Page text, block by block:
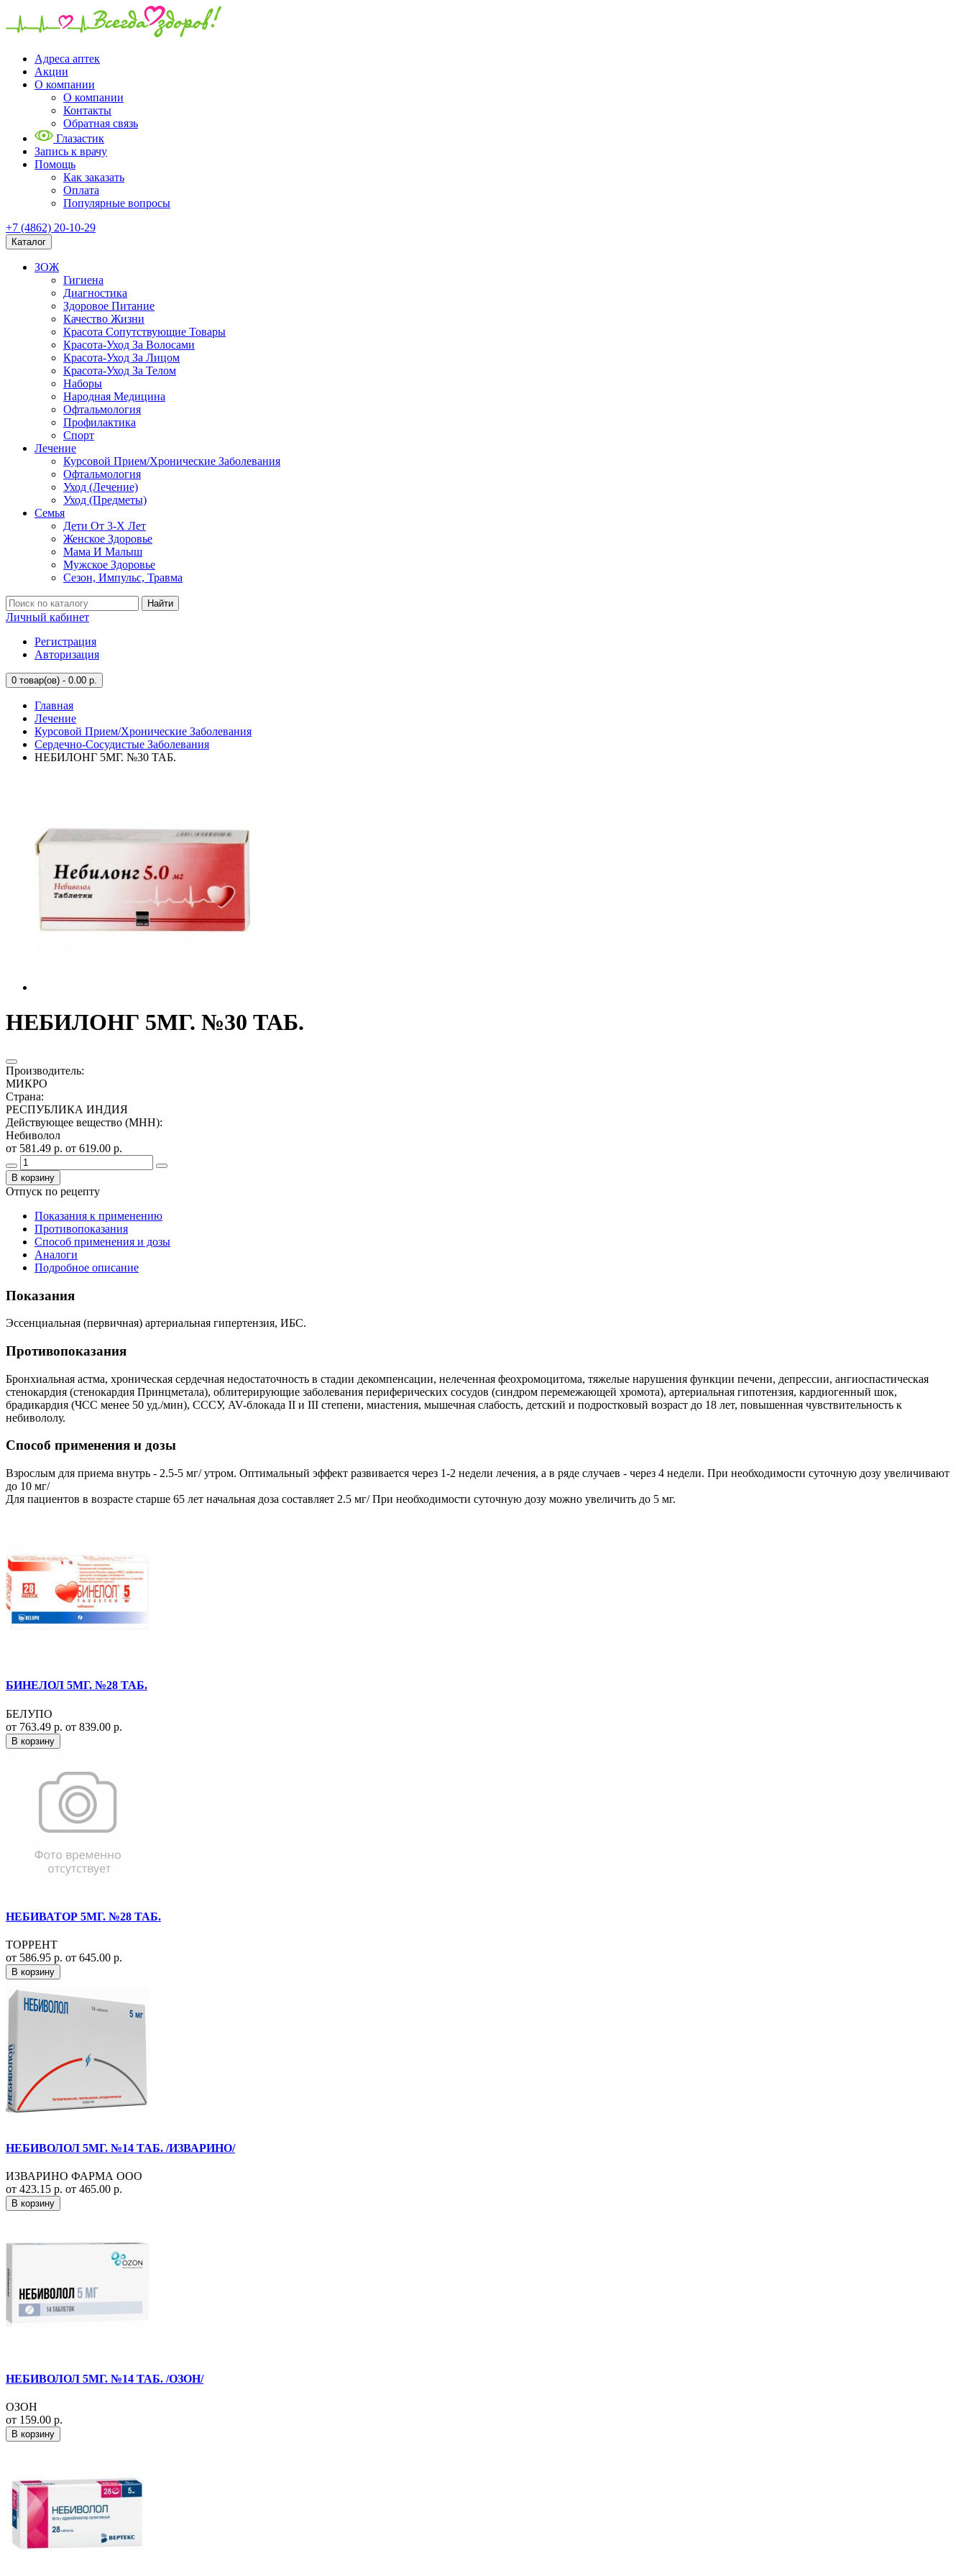
Адреса аптек
Акции
О компании
О компании
Контакты
Обратная связь
Глазастик
Запись к врачу
Помощь
Как заказать
Оплата
Популярные вопросы
+7 (4862) 20-10-29
Каталог
ЗОЖ
Гигиена
Диагностика
Здоровое Питание
Качество Жизни
Красота Сопутствующие Товары
Красота-Уход За Волосами
Красота-Уход За Лицом
Красота-Уход За Телом
Наборы
Народная Медицина
Офтальмология
Профилактика
Спорт
Лечение
Курсовой Прием/Хронические Заболевания
Офтальмология
Уход (Лечение)
Уход (Предметы)
Семья
Дети От 3-Х Лет
Женское Здоровье
Мама И Малыш
Мужское Здоровье
Сезон, Импульс, Травма
Найти
Личный кабинет
Регистрация
Авторизация
0 товар(ов) - 0.00 р.
Главная
Лечение
Курсовой Прием/Хронические Заболевания
Сердечно-Сосудистые Заболевания
НЕБИЛОНГ 5МГ. №30 ТАБ.
НЕБИЛОНГ 5МГ. №30 ТАБ.
Производитель:
МИКРО
Страна:
РЕСПУБЛИКА ИНДИЯ
Действующее вещество (МНН):
Небиволол
от 581.49 р. от 619.00 р.
В корзину
Отпуск по рецепту
Показания к применению
Противопоказания
Способ применения и дозы
Аналоги
Подробное описание
Показания
Эссенциальная (первичная) артериальная гипертензия, ИБС.
Противопоказания
Бронхиальная астма, хроническая сердечная недостаточность в стадии декомпенсации, нелеченная феохромоцитома, тяжелые нарушения функции печени, депрессии, ангиоспастическая
стенокардия (стенокардия Принцметала), облитерирующие заболевания периферических сосудов (синдром перемежающей хромота), артериальная гипотензия, кардиогенный шок,
брадикардия (ЧСС менее 50 уд./мин), СССУ, AV-блокада II и III степени, миастения, мышечная слабость, детский и подростковый возраст до 18 лет, повышенная чувствительность к
небивололу.
Способ применения и дозы
Взрослым для приема внутрь - 2.5-5 мг/ утром. Оптимальный эффект развивается через 1-2 недели лечения, а в ряде случаев - через 4 недели. При необходимости суточную дозу увеличивают
до 10 мг/
Для пациентов в возрасте старше 65 лет начальная доза составляет 2.5 мг/ При необходимости суточную дозу можно увеличить до 5 мг.
БИНЕЛОЛ 5МГ. №28 ТАБ.
БЕЛУПО
от 763.49 р. от 839.00 р.
В корзину
НЕБИВАТОР 5МГ. №28 ТАБ.
ТОРРЕНТ
от 586.95 р. от 645.00 р.
В корзину
НЕБИВОЛОЛ 5МГ. №14 ТАБ. /ИЗВАРИНО/
ИЗВАРИНО ФАРМА ООО
от 423.15 р. от 465.00 р.
В корзину
НЕБИВОЛОЛ 5МГ. №14 ТАБ. /ОЗОН/
ОЗОН
от 159.00 р.
В корзину